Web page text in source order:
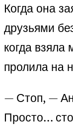
Когда она
друзьями
когда
пролила на
— Стоп, —
Просто…